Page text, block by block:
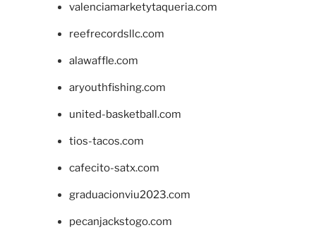
valenciamarketytaqueria.com
reefrecordsllc.com
alawaffle.com
aryouthfishing.com
united-basketball.com
tios-tacos.com
cafecito-satx.com
graduacionviu2023.com
pecanjackstogo.com